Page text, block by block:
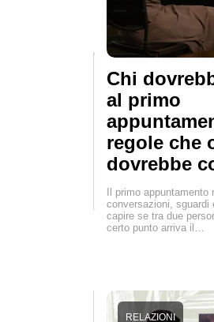
Chi
al primo
regole che
dovrebbe
Il primo appuntamento
conversazioni, sguardi
capire se tra due
certo punto arriva il…
RELAZIONI